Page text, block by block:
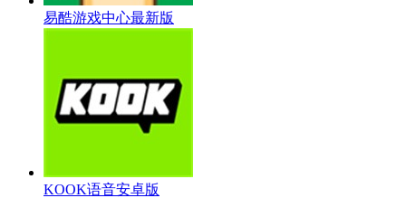
易酷游戏中心最新版
KOOK语音安卓版